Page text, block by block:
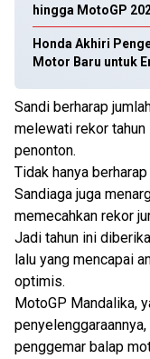
hingga MotoGP
Honda Akhiri
Motor Baru untuk
Sandi berharap
melewati rekor tahun
penonton.
Tidak hanya
Sandiaga juga
memecahkan rekor
Jadi tahun ini
lalu yang mencapai
optimis.
MotoGP Mandalika,
penggemar balap